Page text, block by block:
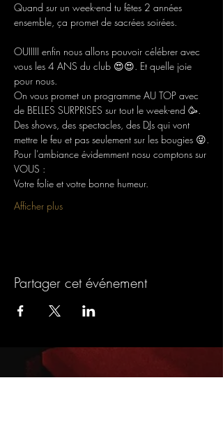
Quand sur un week-end tu fêtes 2 années
OUIIIII enfin nous allons pouvoir célébrer avec
vous les 4 ANS du club 😍😍. Et quelle joie
pour nous.
On vous promet un programme AU TOP avec
de BELLES SURPRISES sur tout le week-end 🥳.
Des shows, des spectacles, des DJs qui vont
mettre le feu et pas seulement sur les bougies 😜.
Pour l'ambiance évidemment nosu comptons sur
VOUS :
Votre folie et votre bonne humeur.
Afficher plus
Partager cet événement